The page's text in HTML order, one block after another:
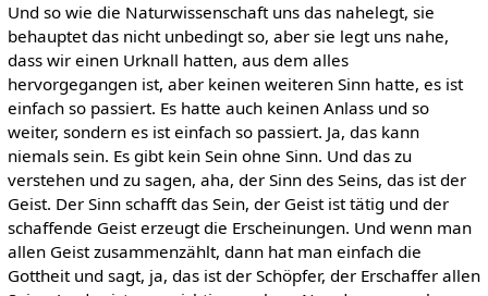
Und so wie die Naturwissenschaft uns das nahelegt, sie
behauptet das nicht unbedingt so, aber sie legt uns nahe,
dass wir einen Urknall hatten, aus dem alles
hervorgegangen ist, aber keinen weiteren Sinn hatte, es ist
einfach so passiert. Es hatte auch keinen Anlass und so
weiter, sondern es ist einfach so passiert. Ja, das kann
niemals sein. Es gibt kein Sein ohne Sinn. Und das zu
verstehen und zu sagen, aha, der Sinn des Seins, das ist der
Geist. Der Sinn schafft das Sein, der Geist ist tätig und der
schaffende Geist erzeugt die Erscheinungen. Und wenn man
allen Geist zusammenzählt, dann hat man einfach die
Gottheit und sagt, ja, das ist der Schöpfer, der Erschaffer allen